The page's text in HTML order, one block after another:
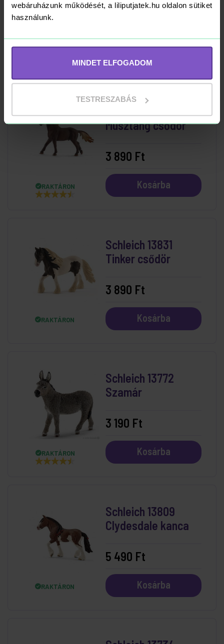
webáruházunk működését, a liliputjatek.hu oldalon sütiket
használunk.
MINDET ELFOGADOM
TESTRESZABÁS
Kosárba
RAKTÁRON
Schleich 13805
Musztáng csődör
3 890 Ft
Kosárba
RAKTÁRON
Schleich 13831
Tinker csődör
3 890 Ft
Kosárba
RAKTÁRON
Schleich 13772
Szamár
3 190 Ft
Kosárba
RAKTÁRON
Schleich 13809
Clydesdale kanca
5 490 Ft
Kosárba